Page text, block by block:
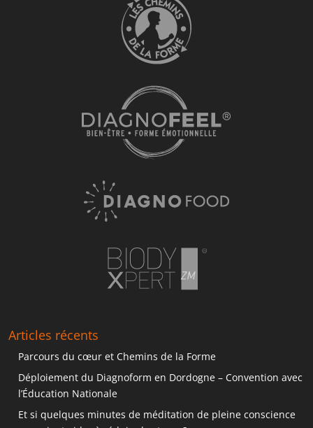
Articles récents
Parcours du cœur et Chemins de la Forme
Déploiement du Diagnoform en Dordogne – Convention avec
l’Éducation Nationale
Et si quelques minutes de méditation de pleine conscience